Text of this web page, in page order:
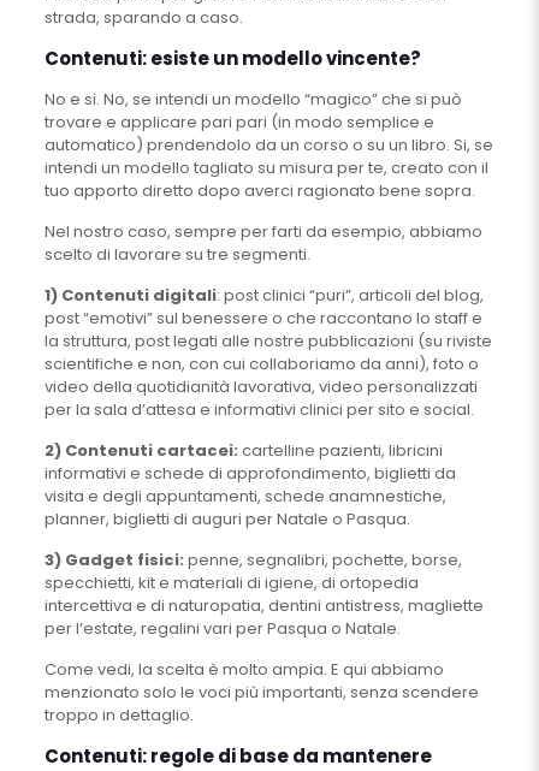
strada, sparando a caso.
Contenuti: esiste un modello vincente?
No e si. No, se intendi un modello “magico” che si può
trovare e applicare pari pari (in modo semplice e
automatico) prendendolo da un corso o su un libro. Si, se
intendi un modello tagliato su misura per te, creato con il
tuo apporto diretto dopo averci ragionato bene sopra.
Nel nostro caso, sempre per farti da esempio, abbiamo
scelto di lavorare su tre segmenti.
1) Contenuti digitali: post clinici “puri”, articoli del blog,
post “emotivi” sul benessere o che raccontano lo staff e
la struttura, post legati alle nostre pubblicazioni (su riviste
scientifiche e non, con cui collaboriamo da anni), foto o
video della quotidianità lavorativa, video personalizzati
per la sala d’attesa e informativi clinici per sito e social.
2) Contenuti cartacei: cartelline pazienti, libricini
informativi e schede di approfondimento, biglietti da
visita e degli appuntamenti, schede anamnestiche,
planner, biglietti di auguri per Natale o Pasqua.
3) Gadget fisici: penne, segnalibri, pochette, borse,
specchietti, kit e materiali di igiene, di ortopedia
intercettiva e di naturopatia, dentini antistress, magliette
per l’estate, regalini vari per Pasqua o Natale.
Come vedi, la scelta è molto ampia. E qui abbiamo
menzionato solo le voci più importanti, senza scendere
troppo in dettaglio.
Contenuti: regole di base da mantenere